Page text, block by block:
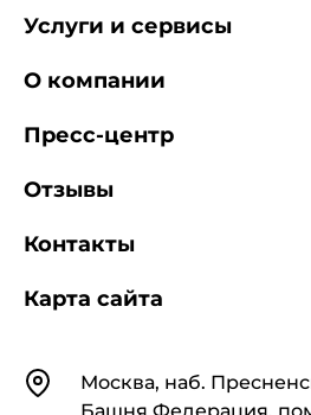
КонтактыМосква, наб.
Услуги и сервисы
О компании
Пресс-центр
Отзывы
Контакты
Карта сайта